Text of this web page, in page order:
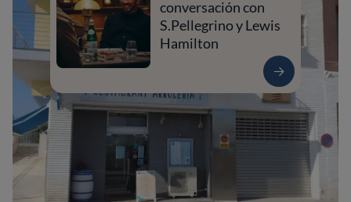
conversación con
S.Pellegrino y Lewis
Hamilton